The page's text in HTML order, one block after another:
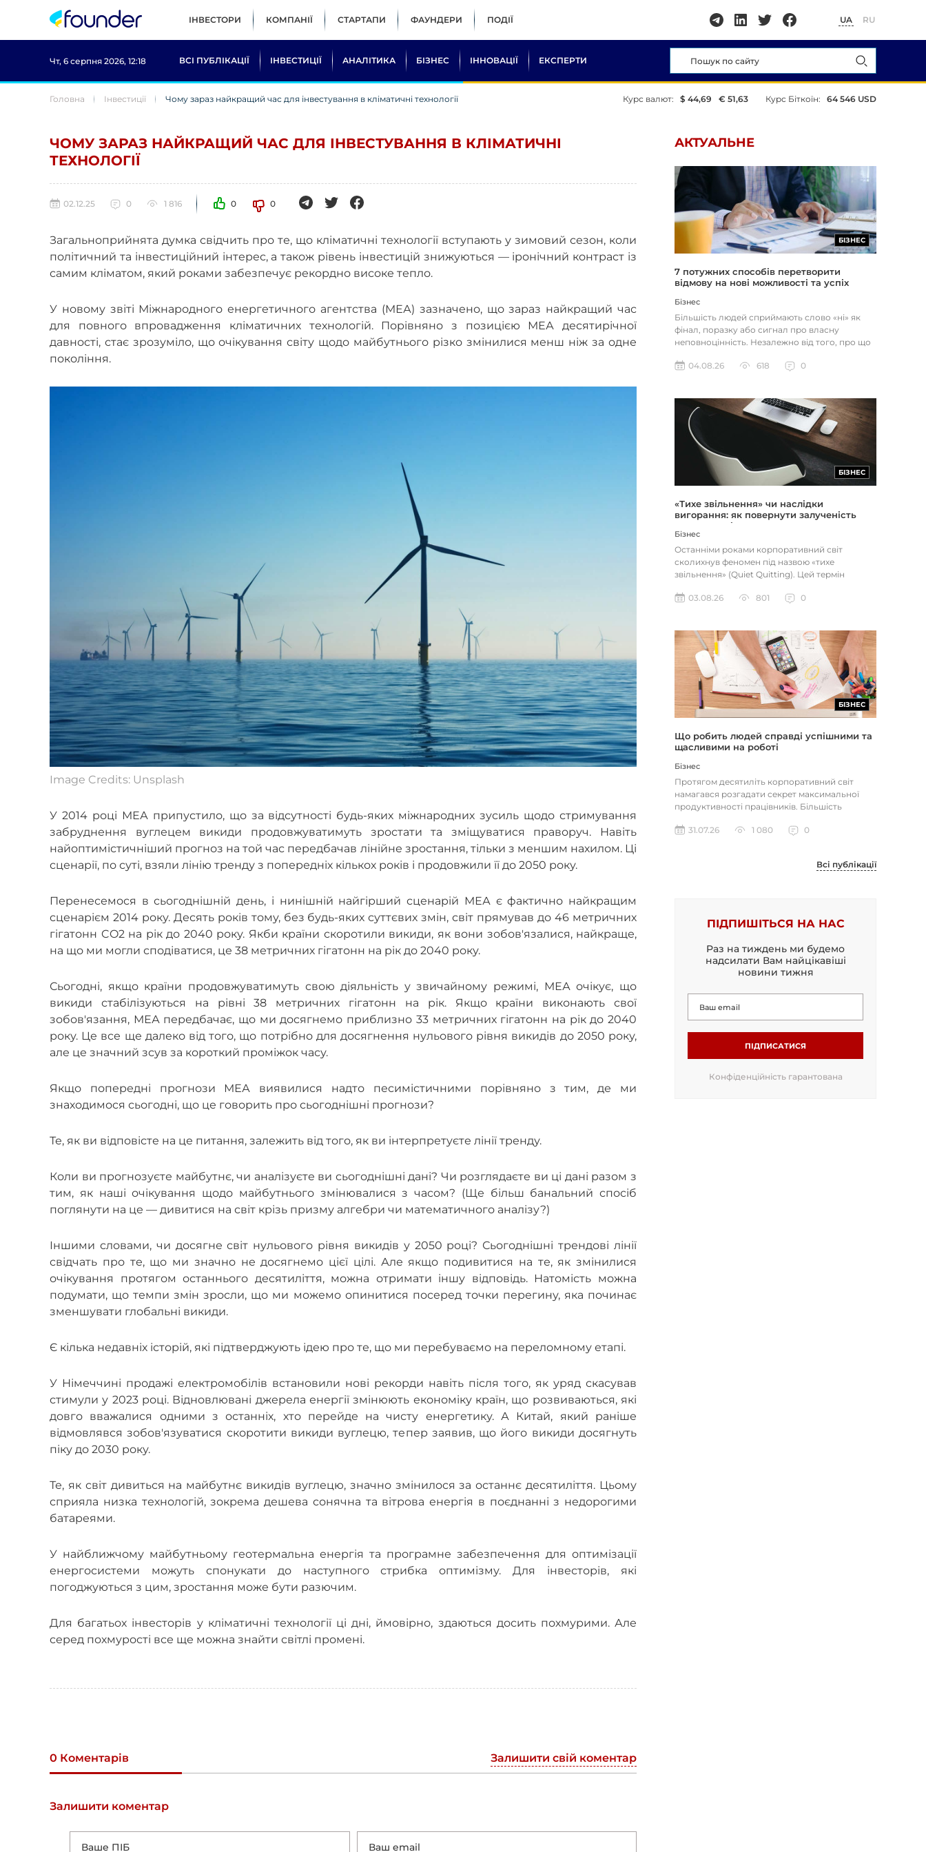
ІНВЕСТОРИ КОМПАНІЇ СТАРТАПИ ФАУНДЕРИ ПОДІЇ UA RU
Чт, 6 серпня 2026, 12:18 ВСІ ПУБЛІКАЦІЇ ІНВЕСТИЦІЇ АНАЛІТИКА БІЗНЕС ІННОВАЦІЇ ЕКСПЕРТИ
Головна Інвестиції Чому зараз найкращий час для інвестування в кліматичні технології Курс валют: $ 44,69 € 51,63 Курс Біткоїн: 64 546 USD
ЧОМУ ЗАРАЗ НАЙКРАЩИЙ ЧАС ДЛЯ ІНВЕСТУВАННЯ В КЛІМАТИЧНІ
ТЕХНОЛОГІЇ
02.12.25 0 1 816 0 0
Загальноприйнята думка свідчить про те, що кліматичні технології вступають у зимовий сезон, коли
політичний та інвестиційний інтерес, а також рівень інвестицій знижуються — іронічний контраст із
самим кліматом, який роками забезпечує рекордно високе тепло.
У новому звіті Міжнародного енергетичного агентства (МЕА) зазначено, що зараз найкращий час
для повного впровадження кліматичних технологій. Порівняно з позицією МЕА десятирічної
давності, стає зрозуміло, що очікування світу щодо майбутнього різко змінилися менш ніж за одне
покоління.
Image Credits: Unsplash
У 2014 році МЕА припустило, що за відсутності будь-яких міжнародних зусиль щодо стримування
забруднення вуглецем викиди продовжуватимуть зростати та зміщуватися праворуч. Навіть
найоптимістичніший прогноз на той час передбачав лінійне зростання, тільки з меншим нахилом. Ці
сценарії, по суті, взяли лінію тренду з попередніх кількох років і продовжили її до 2050 року.
Перенесемося в сьогоднішній день, і нинішній найгірший сценарій МЕА є фактично найкращим
сценарієм 2014 року. Десять років тому, без будь-яких суттєвих змін, світ прямував до 46 метричних
гігатонн CO2 на рік до 2040 року. Якби країни скоротили викиди, як вони зобов'язалися, найкраще,
на що ми могли сподіватися, це 38 метричних гігатонн на рік до 2040 року.
Сьогодні, якщо країни продовжуватимуть свою діяльність у звичайному режимі, МЕА очікує, що
викиди стабілізуються на рівні 38 метричних гігатонн на рік. Якщо країни виконають свої
зобов'язання, МЕА передбачає, що ми досягнемо приблизно 33 метричних гігатонн на рік до 2040
року. Це все ще далеко від того, що потрібно для досягнення нульового рівня викидів до 2050 року,
але це значний зсув за короткий проміжок часу.
Якщо попередні прогнози МЕА виявилися надто песимістичними порівняно з тим, де ми
знаходимося сьогодні, що це говорить про сьогоднішні прогнози?
Те, як ви відповісте на це питання, залежить від того, як ви інтерпретуєте лінії тренду.
Коли ви прогнозуєте майбутнє, чи аналізуєте ви сьогоднішні дані? Чи розглядаєте ви ці дані разом з
тим, як наші очікування щодо майбутнього змінювалися з часом? (Ще більш банальний спосіб
поглянути на це — дивитися на світ крізь призму алгебри чи математичного аналізу?)
Іншими словами, чи досягне світ нульового рівня викидів у 2050 році? Сьогоднішні трендові лінії
свідчать про те, що ми значно не досягнемо цієї цілі. Але якщо подивитися на те, як змінилися
очікування протягом останнього десятиліття, можна отримати іншу відповідь. Натомість можна
подумати, що темпи змін зросли, що ми можемо опинитися посеред точки перегину, яка починає
зменшувати глобальні викиди.
Є кілька недавніх історій, які підтверджують ідею про те, що ми перебуваємо на переломному етапі.
У Німеччині продажі електромобілів встановили нові рекорди навіть після того, як уряд скасував
стимули у 2023 році. Відновлювані джерела енергії змінюють економіку країн, що розвиваються, які
довго вважалися одними з останніх, хто перейде на чисту енергетику. А Китай, який раніше
відмовлявся зобов'язуватися скоротити викиди вуглецю, тепер заявив, що його викиди досягнуть
піку до 2030 року.
Те, як світ дивиться на майбутнє викидів вуглецю, значно змінилося за останнє десятиліття. Цьому
сприяла низка технологій, зокрема дешева сонячна та вітрова енергія в поєднанні з недорогими
батареями.
У найближчому майбутньому геотермальна енергія та програмне забезпечення для оптимізації
енергосистеми можуть спонукати до наступного стрибка оптимізму. Для інвесторів, які
погоджуються з цим, зростання може бути разючим.
Для багатьох інвесторів у кліматичні технології ці дні, ймовірно, здаються досить похмурими. Але
серед похмурості все ще можна знайти світлі промені.
0 Коментарів Залишити свій коментар
Залишити коментар
АКТУАЛЬНЕ
БІЗНЕС
7 потужних способів перетворити
відмову на нові можливості та успіх
Бізнес
Більшість людей сприймають слово «ні» як
фінал, поразку або сигнал про власну
неповноцінність. Незалежно від того, про що
04.08.26
618 0
БІЗНЕС
«Тихе звільнення» чи наслідки
вигорання: як повернути залученість
через сенс і мету
Бізнес
Останніми роками корпоративний світ
сколихнув феномен під назвою «тихе
звільнення» (Quiet Quitting). Цей термін
03.08.26
801 0
БІЗНЕС
Що робить людей справді успішними та
щасливими на роботі
Бізнес
Протягом десятиліть корпоративний світ
намагався розгадати секрет максимальної
продуктивності працівників. Більшість
31.07.26
1 080 0
Всі публікації
ПІДПИШІТЬСЯ НА НАС
Раз на тиждень ми будемо
надсилати Вам найцікавіші
новини тижня
ПІДПИСАТИСЯ
Конфіденційність гарантована